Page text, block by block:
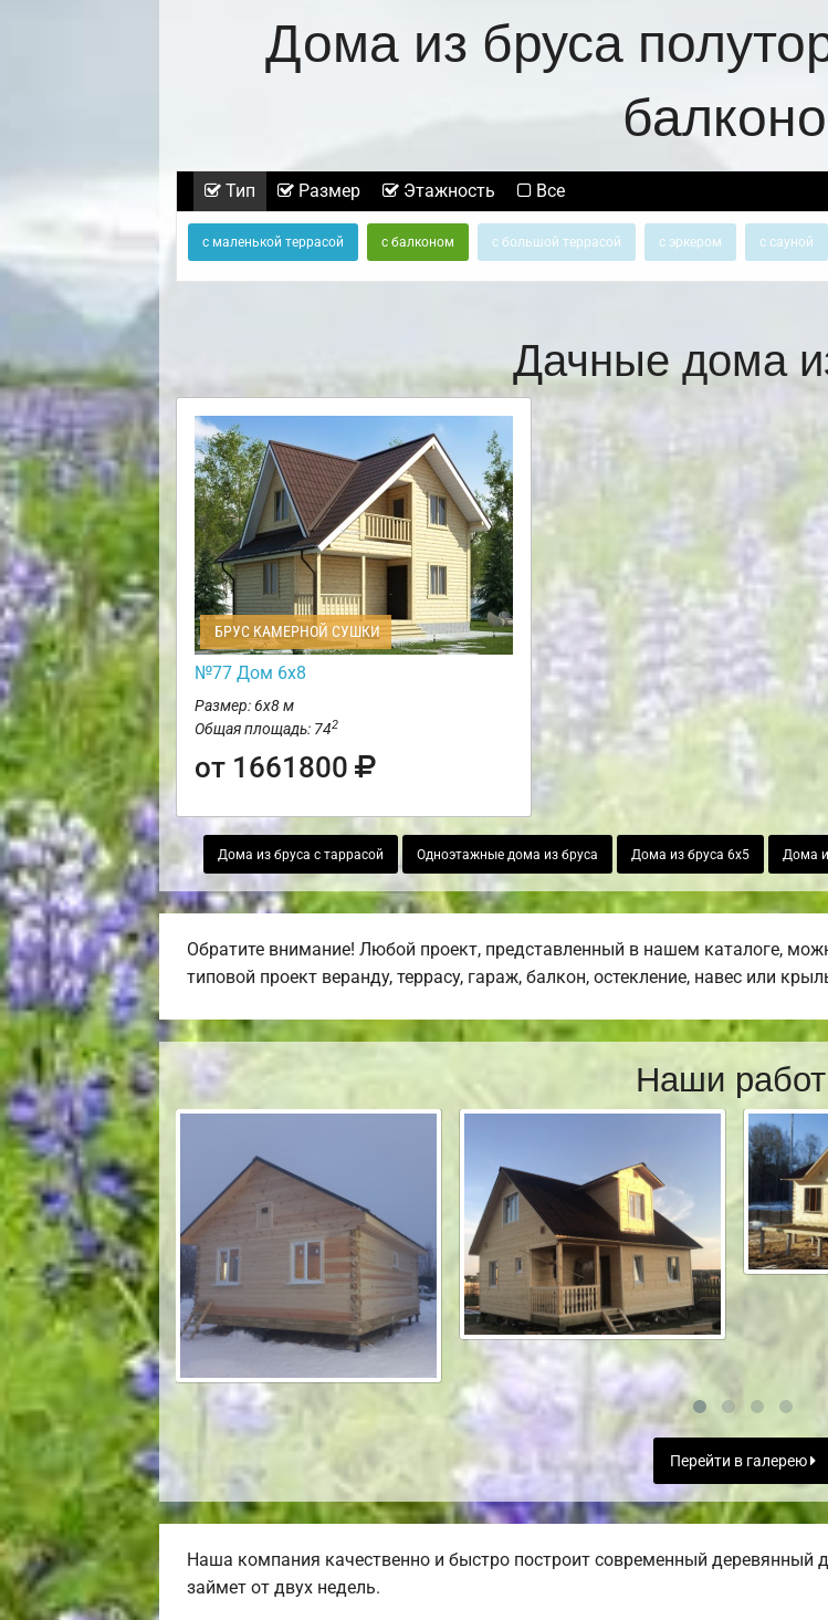
Дома из бруса
Тип Размер Этажность Все
с маленькой террасой с балконом с большой террасой с эркером с сауной
Дачные дома
БРУС КАМЕРНОЙ СУШКИ
№77 Дом 6х8
Размер: 6х8 м
Общая площадь: 742
от 1661800
Дома из бруса с таррасой Одноэтажные дома из бруса Дома из бруса 6х5 Дома
Обратите внимание! Любой проект, представленный в нашем каталоге,
типовой проект веранду, террасу, гараж, балкон, остекление, навес или
Наши
Перейти в галерею
Наша компания качественно и быстро построит современный деревянный
займет от двух недель.